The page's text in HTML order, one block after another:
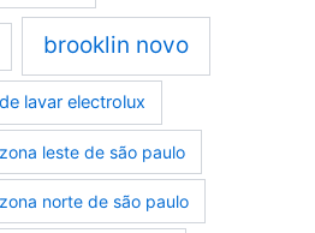
brooklin novo
lavar electrolux
leste de são paulo
norte de são paulo